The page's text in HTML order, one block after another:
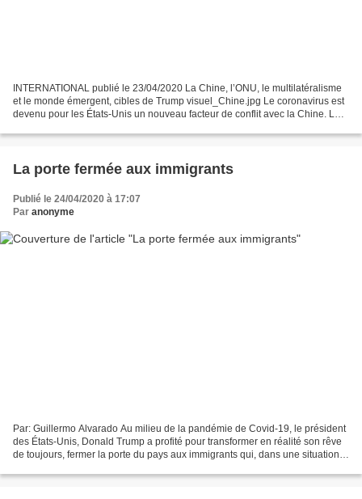
INTERNATIONAL publié le 23/04/2020 La Chine, l’ONU, le multilatéralisme
et le monde émergent, cibles de Trump visuel_Chine.jpg Le coronavirus est
devenu pour les États-Unis un nouveau facteur de conflit avec la Chine. La
La porte fermée aux immigrants
Publié le 24/04/2020 à 17:07
Par anonyme
Par: Guillermo Alvarado Au milieu de la pandémie de Covid-19, le président
des États-Unis, Donald Trump a profité pour transformer en réalité son rêve
de toujours, fermer la porte du pays aux immigrants qui, dans une situation